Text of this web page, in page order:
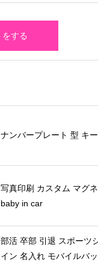
ナンバープレート 型 キ
写真印刷 カスタム マグ
baby in car
部活 卒部 引退 スポーツ
イン 名入れ モバイルバ